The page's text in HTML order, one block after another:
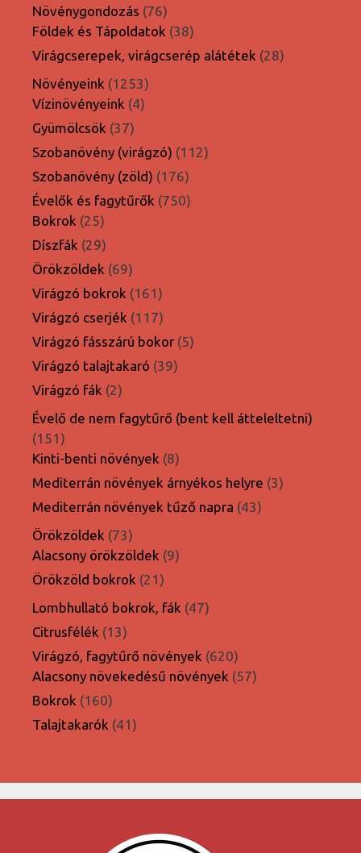
termék
Növénygondozás 7676
termék
Földek és Tápoldatok 3838
termék
Virágcserepek, virágcserép alátétek 2828
Növényeink 12531253
termék
Vízinövényeink 44
Gyümölcsök 3737
termék
Szobanövény (virágzó) 112112
Szobanövény (zöld) 176176
termék
Évelők és fagytűrők 750750
Bokrok 2525
termék
Díszfák 2929
termék
Örökzöldek 6969
termék
Virágzó bokrok 161161
termék
Virágzó cserjék 117117
termék
Virágzó fásszárú bokor 55
Virágzó talajtakaró 3939
Virágzó fák 22
termék
Évelő de nem fagytűrő (bent kell átteleltetni)
151151
termék
Kinti-benti növények 88
termék
Mediterrán növények árnyékos helyre 33
Mediterrán növények tűző napra 4343
Örökzöldek 7373
termék
Alacsony örökzöldek 99
Örökzöld bokrok 2121
termék
Lombhullató bokrok, fák 4747
Citrusfélék 1313
termék
Virágzó, fagytűrő növények 620620
termék
Alacsony növekedésű növények 5757
Bokrok 160160
termék
Talajtakarók 4141